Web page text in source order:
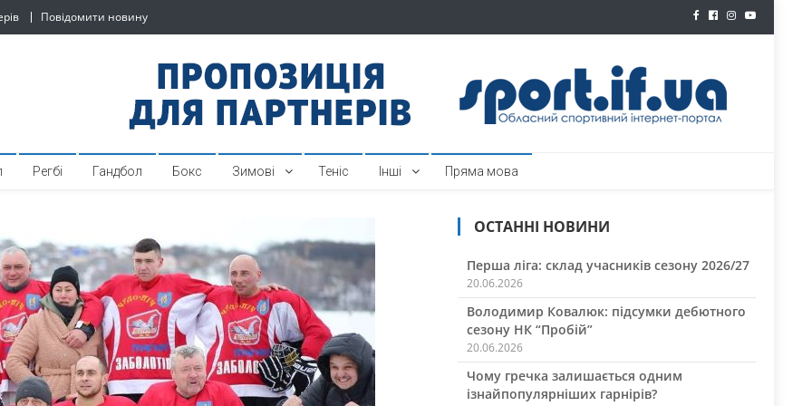
Повідомити новину
спортивний інтернет-портал
Регбі Гандбол Бокс Зимові Теніс Інші Пряма мова
ОСТАННІ НОВИНИ
Перша ліга: склад учасників сезону 2026/27
20.06.2026
Володимир Ковалюк: підсумки дебютного
сезону НК “Пробій”
20.06.2026
Чому гречка залишається одним
ізнайпопулярніших гарнірів?